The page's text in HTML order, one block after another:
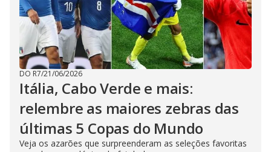
DO R7/21/06/2026
Itália, Cabo Verde e mais:
relembre as maiores zebras das
últimas 5 Copas do Mundo
Veja os azarões que surpreenderam as seleções favoritas